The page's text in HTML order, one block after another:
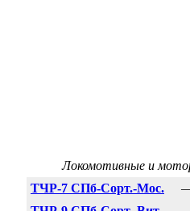
Локомотивные и
ТЧР-7 СПб-Сорт.-Мос.